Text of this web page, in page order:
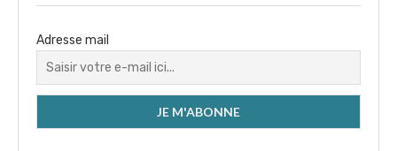
Adresse mail